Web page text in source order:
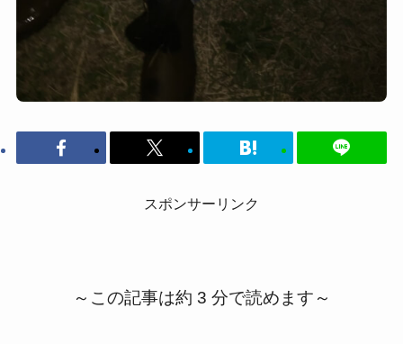
スポンサーリンク
～この記事は約 3 分で読めます～